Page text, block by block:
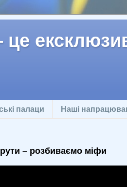
палаци Наші
– розбиваємо міфи